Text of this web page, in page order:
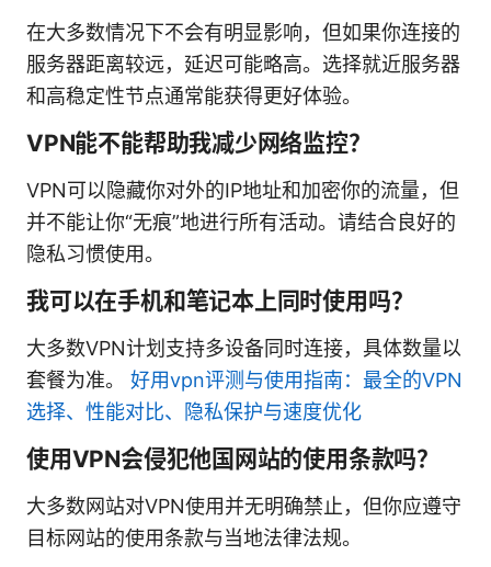
在大多数情况下不会有明显影响，但如果你连接的
服务器距离较远，延迟可能略高。选择就近服务器
和高稳定性节点通常能获得更好体验。
VPN能不能帮助我减少网络监控？
VPN可以隐藏你对外的IP地址和加密你的流量，但
并不能让你“无痕”地进行所有活动。请结合良好的
隐私习惯使用。
我可以在手机和笔记本上同时使用吗？
大多数VPN计划支持多设备同时连接，具体数量以
套餐为准。 好用vpn评测与使用指南：最全的VPN
选择、性能对比、隐私保护与速度优化
使用VPN会侵犯他国网站的使用条款吗？
大多数网站对VPN使用并无明确禁止，但你应遵守
目标网站的使用条款与当地法律法规。